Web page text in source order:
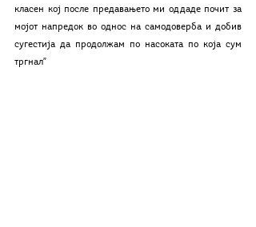
класен кој после предавањето ми оддаде почит за
мојот напредок во однос на самодоверба и добив
сугестија да продолжам по насоката по која сум
тргнал”